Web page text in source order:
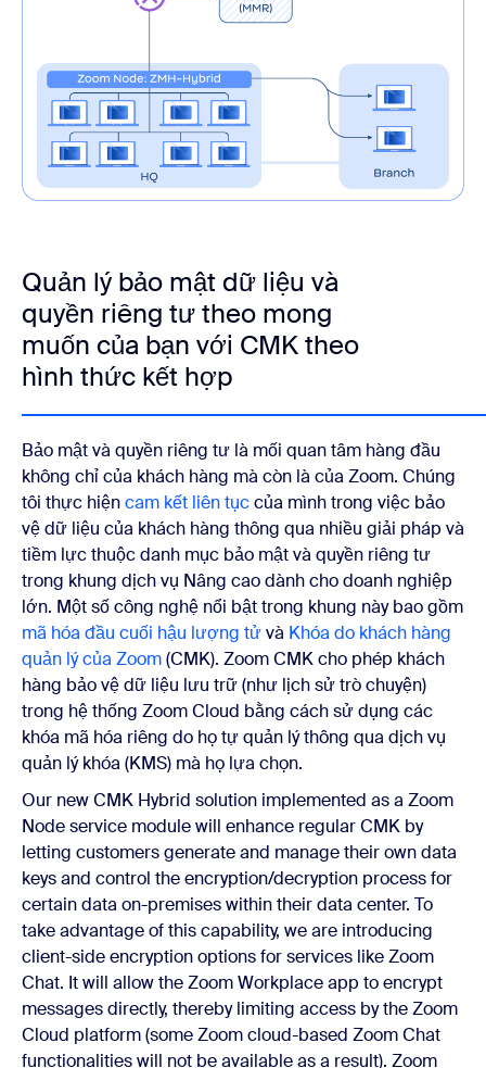
Quản lý bảo mật dữ liệu và
quyền riêng tư theo mong
muốn của bạn với CMK theo
hình thức kết hợp
Bảo mật và quyền riêng tư là mối quan tâm hàng đầu
không chỉ của khách hàng mà còn là của Zoom. Chúng
tôi thực hiệncam kết liên tụccủa mình trong việc bảo
vệ dữ liệu của khách hàng thông qua nhiều giải pháp và
tiềm lực thuộc danh mục bảo mật và quyền riêng tư
trong khung dịch vụ Nâng cao dành cho doanh nghiệp
lớn. Một số công nghệ nổi bật trong khung này bao gồm
mã hóa đầu cuối hậu lượng tửvà Khóa do khách hàng
quản lý của Zoom(CMK). Zoom CMK cho phép khách
hàng bảo vệ dữ liệu lưu trữ (như lịch sử trò chuyện)
trong hệ thống Zoom Cloud bằng cách sử dụng các
khóa mã hóa riêng do họ tự quản lý thông qua dịch vụ
quản lý khóa (KMS) mà họ lựa chọn.
Our new CMK Hybrid solution implemented as a Zoom
Node service module will enhance regular CMK by
letting customers generate and manage their own data
keys and control the encryption/decryption process for
certain data on-premises within their data center. To
take advantage of this capability, we are introducing
client-side encryption options for services like Zoom
Chat. It will allow the Zoom Workplace app to encrypt
messages directly, thereby limiting access by the Zoom
Cloud platform (some Zoom cloud-based Zoom Chat
functionalities will not be available as a result). Zoom